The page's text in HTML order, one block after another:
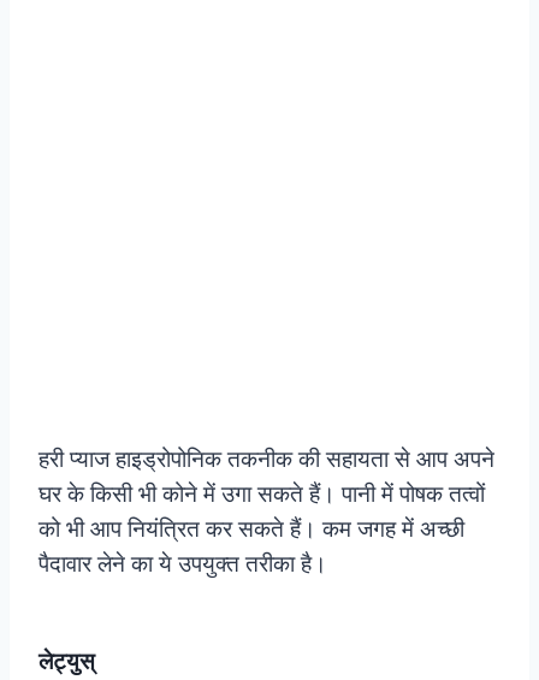
हरी प्याज हाइड्रोपोनिक तकनीक की सहायता से आप अपने
घर के किसी भी कोने में उगा सकते हैं। पानी में पोषक तत्वों
को भी आप नियंत्रित कर सकते हैं। कम जगह में अच्छी
पैदावार लेने का ये उपयुक्त तरीका है।
लेट्युस्